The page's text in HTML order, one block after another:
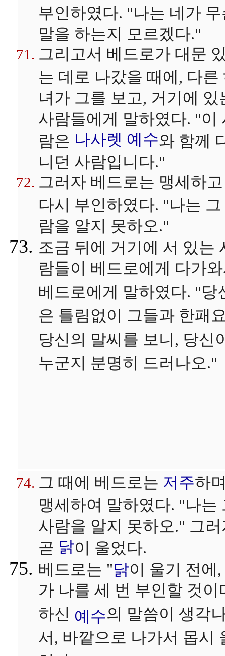
부인하였다. "나는 네가 무
말을 하는지 모르겠다."
그리고서 베드로가 대문
는 데로 나갔을 때에, 다른
녀가 그를 보고, 거기에 있
사람들에게 말하였다. "이
람은 나사렛 예수와 함께
니던 사람입니다."
그러자 베드로는 맹세하고
다시 부인하였다. "나는 그
람을 알지 못하오."
조금 뒤에 거기에 서 있는
람들이 베드로에게 다가
베드로에게 말하였다. "당
은 틀림없이 그들과 한패
당신의 말씨를 보니, 당신
누군지 분명히 드러나오."
그 때에 베드로는 저주하
맹세하여 말하였다. "나는
사람을 알지 못하오." 그러
곧 닭이 울었다.
베드로는 "닭이 울기 전에
가 나를 세 번 부인할 것이
하신 예수의 말씀이 생각
서, 바깥으로 나가서 몹시